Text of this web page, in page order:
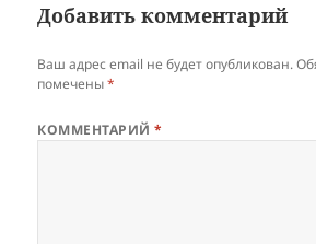
Добавить комментарий
Ваш адрес email не будет опубликован.
помечены*
КОММЕНТАРИЙ*